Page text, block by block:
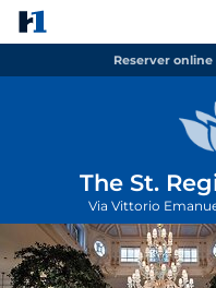
Reserver
The St.
Via Vittorio